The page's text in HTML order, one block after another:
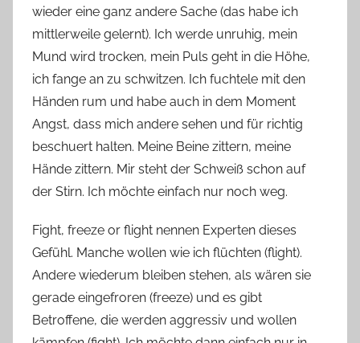
wieder eine ganz andere Sache (das habe ich
mittlerweile gelernt). Ich werde unruhig, mein
Mund wird trocken, mein Puls geht in die Höhe,
ich fange an zu schwitzen. Ich fuchtele mit den
Händen rum und habe auch in dem Moment
Angst, dass mich andere sehen und für richtig
beschuert halten. Meine Beine zittern, meine
Hände zittern. Mir steht der Schweiß schon auf
der Stirn. Ich möchte einfach nur noch weg.
Fight, freeze or flight nennen Experten dieses
Gefühl. Manche wollen wie ich flüchten (flight).
Andere wiederum bleiben stehen, als wären sie
gerade eingefroren (freeze) und es gibt
Betroffene, die werden aggressiv und wollen